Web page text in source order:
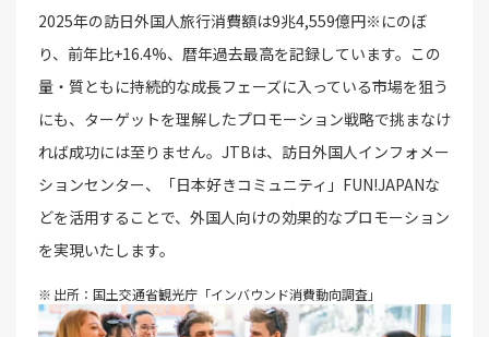
2025年の訪日外国人旅行消費額は9兆4,559億円※にのぼ
り、前年比+16.4%、暦年過去最高を記録しています。この
量・質ともに持続的な成長フェーズに入っている市場を狙う
にも、ターゲットを理解したプロモーション戦略で挑まなけ
れば成功には至りません。JTBは、訪日外国人インフォメー
ションセンター、「日本好きコミュニティ」FUN!JAPANな
どを活用することで、外国人向けの効果的なプロモーション
を実現いたします。
出所：国土交通省観光庁「インバウンド消費動向調査」